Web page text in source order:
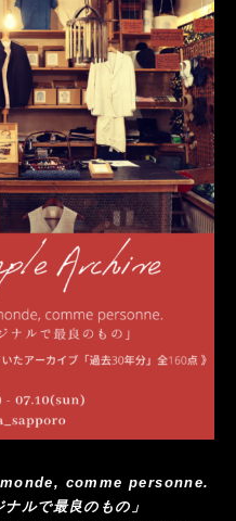
comme personne.
ルで最良のもの」